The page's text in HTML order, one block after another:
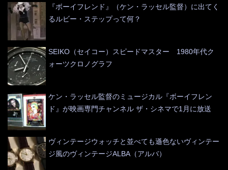
『ボーイフレンド』（ケン・ラッセル監督）に出てく
るルビー・ステップって何？
SEIKO（セイコー）スピードマスター 1980年代ク
ォーツクロノグラフ
ケン・ラッセル監督のミュージカル『ボーイフレン
ド』が映画専門チャンネル ザ・シネマで1月に放送
ヴィンテージウォッチと並べても遜色ないヴィンテー
ジ風のヴィンテージALBA（アルバ）